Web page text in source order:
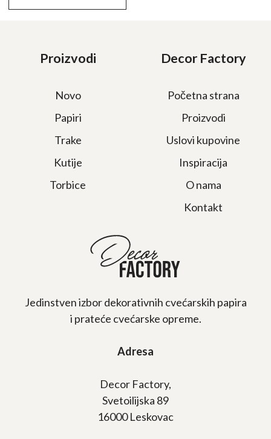
Proizvodi
Novo
Papiri
Trake
Kutije
Torbice
Decor Factory
Početna strana
Proizvodi
Uslovi kupovine
Inspiracija
O nama
Kontakt
Jedinstven izbor dekorativnih cvećarskih papira
i prateće cvećarske opreme.
Adresa
Decor Factory,
Svetoilijska 89
16000 Leskovac